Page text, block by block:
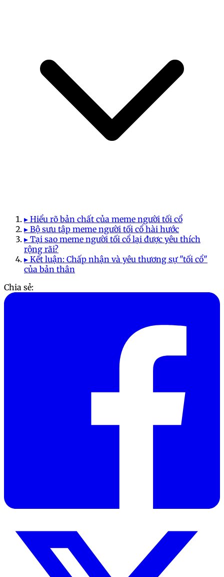
▸ Hiểu rõ bản chất của meme người tối cổ
▸ Bộ sưu tập meme người tối cổ hài hước
▸ Tại sao meme người tối cổ lại được yêu thích
rộng rãi?
▸ Kết luận: Chấp nhận và yêu thương sự "tối cổ"
của bản thân
Chia sẻ: